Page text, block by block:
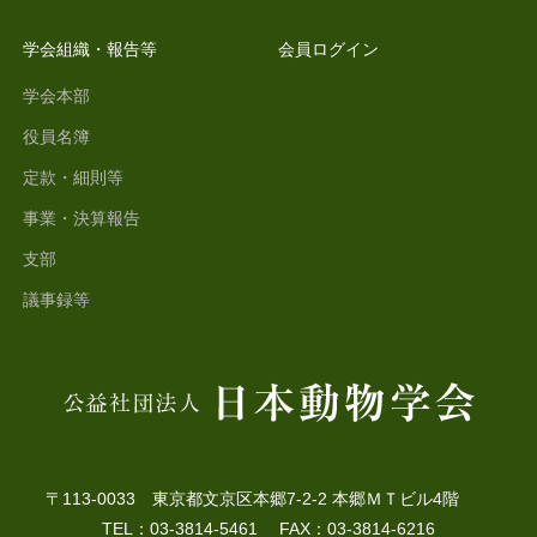
学会組織・報告等
学会本部
役員名簿
定款・細則等
事業・決算報告
支部
議事録等
会員ログイン
〒113-0033 東京都文京区本郷7-2-2 本郷ＭＴビル4階
TEL：03-3814-5461 FAX：03-3814-6216